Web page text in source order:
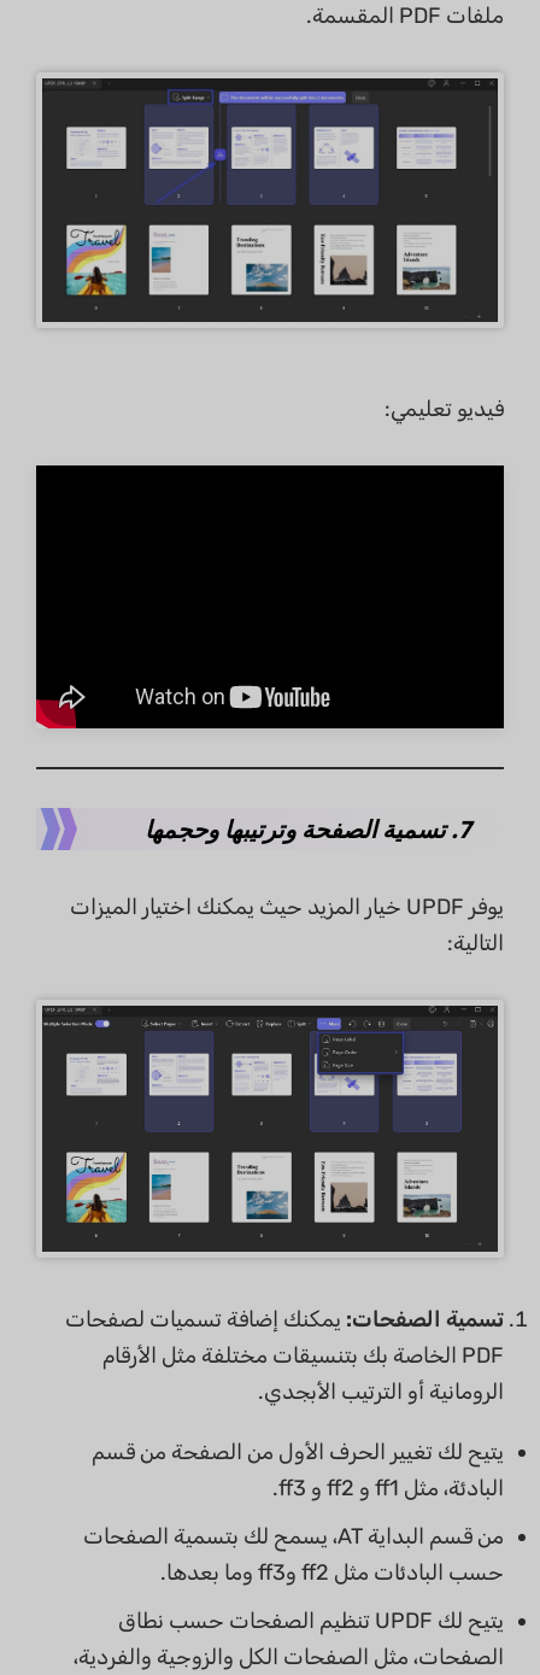
ملفات PDF المقسمة.
فيديو تعليمي:
7. تسمية الصفحة وترتيبها وحجمها
يوفر UPDF خيار المزيد حيث يمكنك اختيار الميزات
التالية:
تسمية الصفحات: يمكنك إضافة تسميات لصفحات
PDF الخاصة بك بتنسيقات مختلفة مثل الأرقام
الرومانية أو الترتيب الأبجدي.
يتيح لك تغيير الحرف الأول من الصفحة من قسم
البادئة، مثل ff1 و ff2 و ff3.
من قسم البداية AT، يسمح لك بتسمية الصفحات
حسب البادئات مثل ff2 وff3 وما بعدها.
يتيح لك UPDF تنظيم الصفحات حسب نطاق
الصفحات، مثل الصفحات الكل والزوجية والفردية،